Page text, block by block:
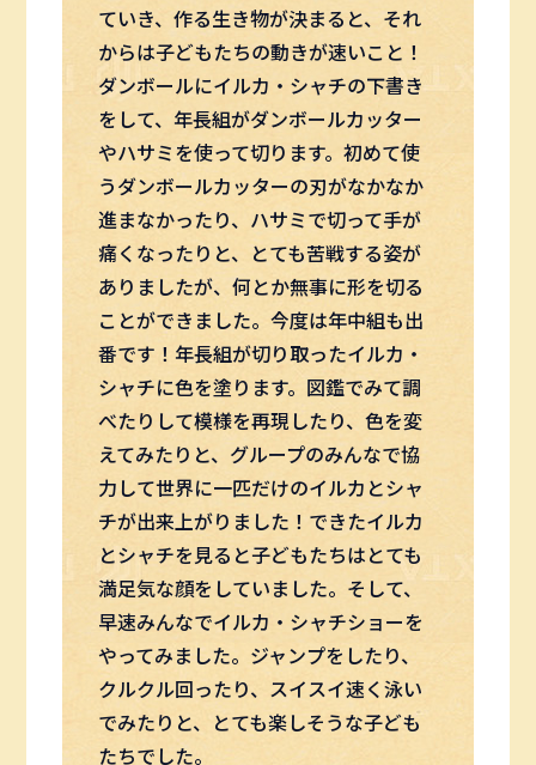
ていき、作る生き物が決まると、それ
からは子どもたちの動きが速いこと！
ダンボールにイルカ・シャチの下書き
をして、年長組がダンボールカッター
やハサミを使って切ります。初めて使
うダンボールカッターの刃がなかなか
進まなかったり、ハサミで切って手が
痛くなったりと、とても苦戦する姿が
ありましたが、何とか無事に形を切る
ことができました。今度は年中組も出
番です！年長組が切り取ったイルカ・
シャチに色を塗ります。図鑑でみて調
べたりして模様を再現したり、色を変
えてみたりと、グループのみんなで協
力して世界に一匹だけのイルカとシャ
チが出来上がりました！できたイルカ
とシャチを見ると子どもたちはとても
満足気な顔をしていました。そして、
早速みんなでイルカ・シャチショーを
やってみました。ジャンプをしたり、
クルクル回ったり、スイスイ速く泳い
でみたりと、とても楽しそうな子ども
たちでした。